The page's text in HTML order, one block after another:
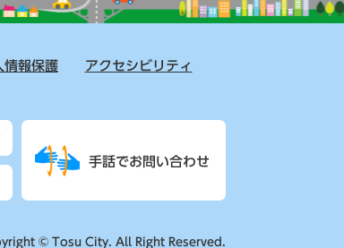
情報保護 アクセシビリティ
手話でお問い合わせ
© Tosu City. All Right Reserved.